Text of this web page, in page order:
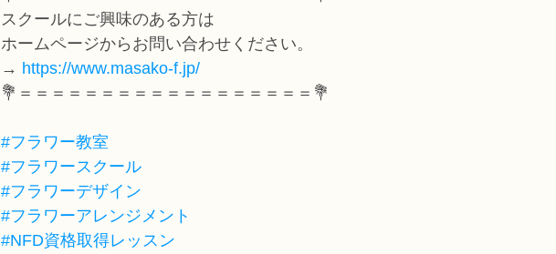
スクールにご興味のある方は
ホームページからお問い合わせください。
→ https://www.masako-f.jp/
💐＝＝＝＝＝＝＝＝＝＝＝＝＝＝＝＝＝＝💐
#フラワー教室
#フラワースクール
#フラワーデザイン
#フラワーアレンジメント
#NFD資格取得レッスン